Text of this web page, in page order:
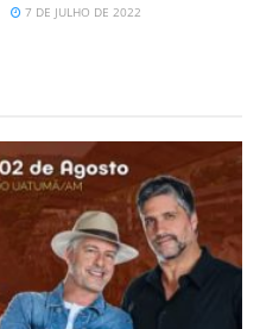
7 DE JULHO DE 2022